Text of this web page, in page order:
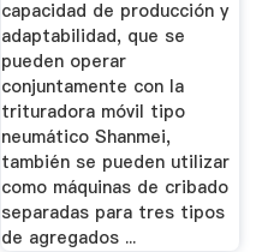
capacidad de producción y
adaptabilidad, que se
pueden operar
conjuntamente con la
trituradora móvil tipo
neumático Shanmei,
también se pueden utilizar
como máquinas de cribado
separadas para tres tipos
de agregados ...